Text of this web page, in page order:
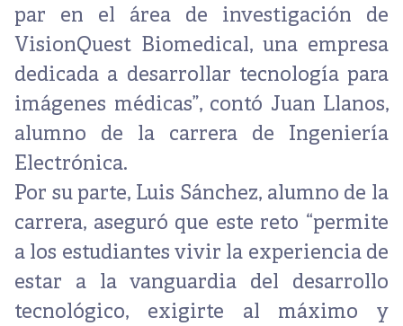
par en el área de investigación de
VisionQuest Biomedical, una empresa
dedicada a desarrollar tecnología para
imágenes médicas”, contó Juan Llanos,
alumno de la carrera de Ingeniería
Electrónica.
Por su parte, Luis Sánchez, alumno de la
carrera, aseguró que este reto “permite
a los estudiantes vivir la experiencia de
estar a la vanguardia del desarrollo
tecnológico, exigirte al máximo y